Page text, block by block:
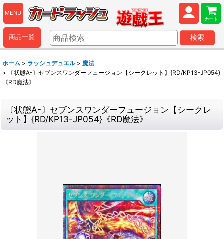
MENU
カート
商品一覧 検索
ホーム > ラッシュデュエル > 魔法
>
〔状態A-〕セブンスワンダーフュージョン【シークレット】{RD/KP13-JP054}
《RD魔法》
〔状態A-〕セブンスワンダーフュージョン【シークレ
ット】{RD/KP13-JP054}《RD魔法》